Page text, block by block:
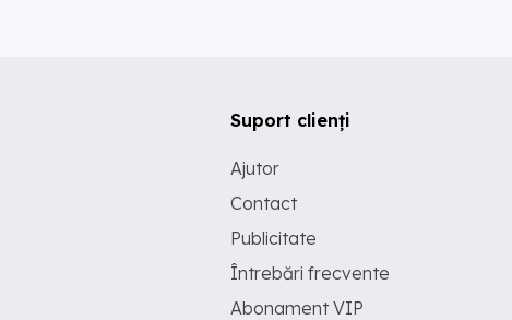
Suport clienți
Ajutor
Contact
Publicitate
Întrebări frecvente
Abonament VIP